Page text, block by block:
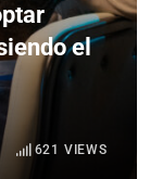
el
621 VIEWS